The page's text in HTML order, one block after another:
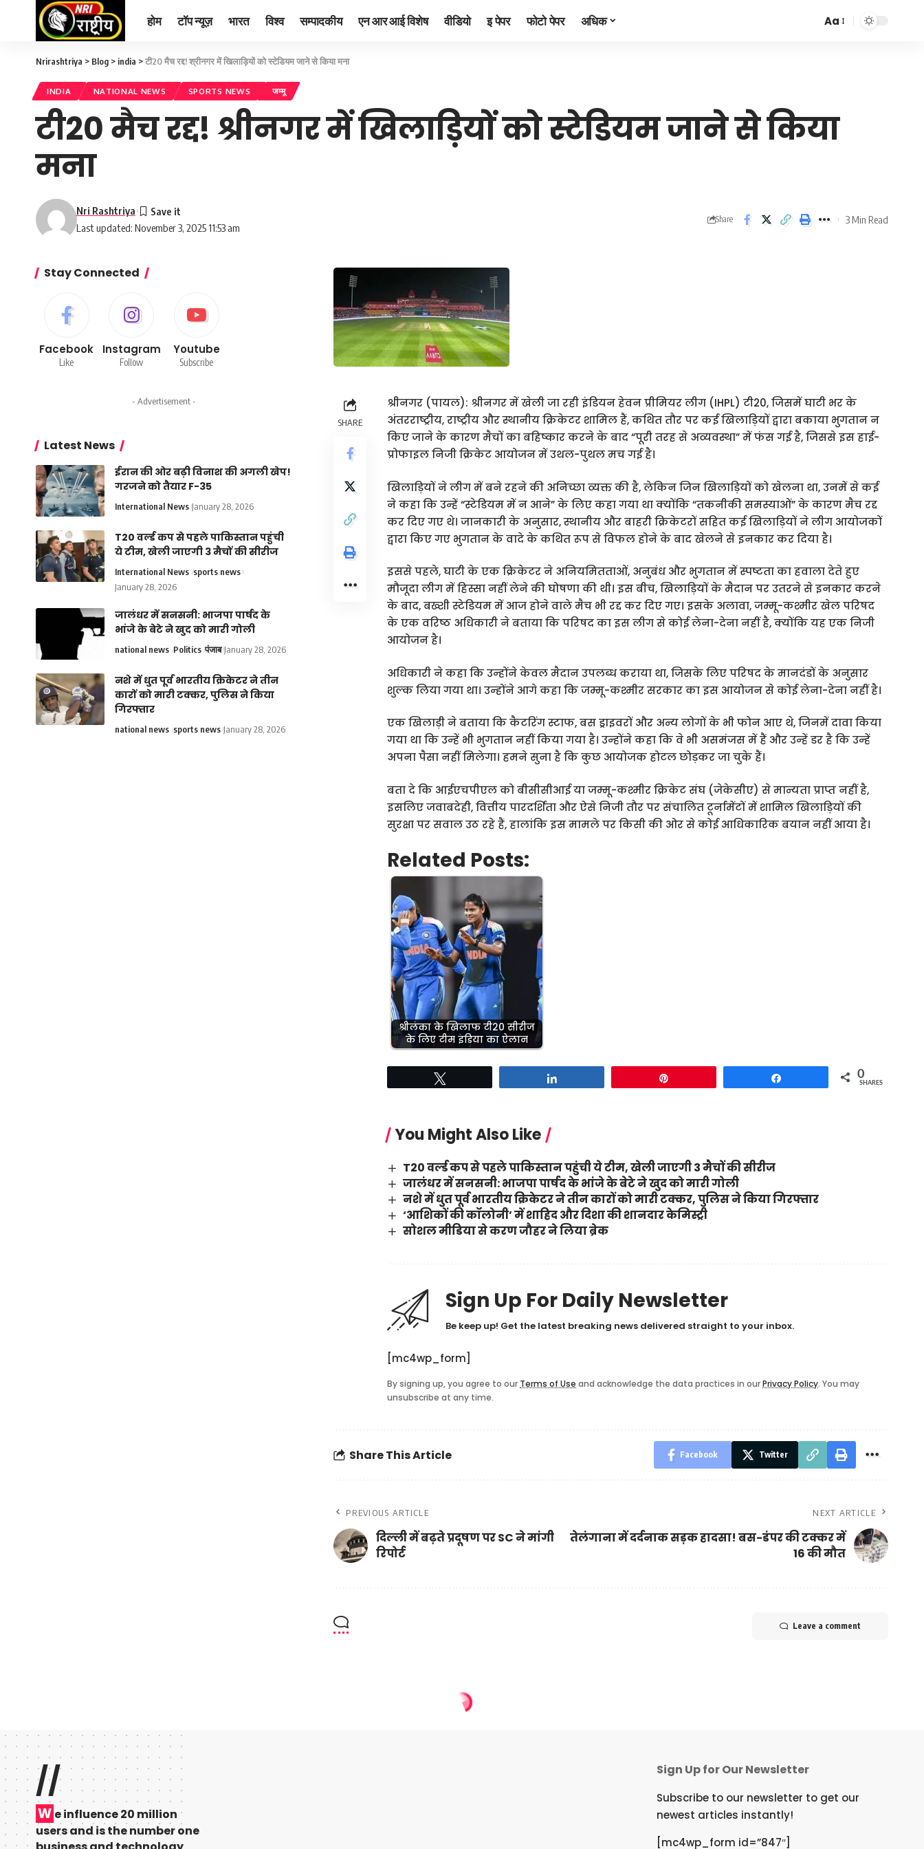
होम टॉप न्यूज़ भारत विश्व सम्पादकीय एन आर आई विशेष वीडियो इ पेपर फोटो पेपर अधिक
Font
Aa
Nrirashtriya > Blog > india >टी20 मैच रद्द! श्रीनगर में खिलाड़ियों को स्टेडियम जाने से किया मना
INDIA NATIONAL NEWS SPORTS NEWS जम्मू
टी20 मैच रद्द! श्रीनगर में खिलाड़ियों को स्टेडियम जाने से किया
मना
Last updated: November 3, 2025 11:53 am
Nri Rashtriya
Share 3 Min Read
SHARE
श्रीनगर (पायल): श्रीनगर में खेली जा रही इंडियन हेवन प्रीमियर लीग (IHPL) टी20, जिसमें घाटी भर के
अंतरराष्ट्रीय, राष्ट्रीय और स्थानीय क्रिकेटर शामिल हैं, कथित तौर पर कई खिलाड़ियों द्वारा बकाया भुगतान न
किए जाने के कारण मैचों का बहिष्कार करने के बाद “पूरी तरह से अव्यवस्था” में फंस गई है, जिससे इस हाई-
प्रोफाइल निजी क्रिकेट आयोजन में उथल-पुथल मच गई है।
खिलाड़ियों ने लीग में बने रहने की अनिच्छा व्यक्त की है, लेकिन जिन खिलाड़ियों को खेलना था, उनमें से कई
ने कहा कि उन्हें “स्टेडियम में न आने” के लिए कहा गया था क्योंकि “तकनीकी समस्याओं” के कारण मैच रद्द
कर दिए गए थे। जानकारी के अनुसार, स्थानीय और बाहरी क्रिकेटरों सहित कई खिलाड़ियों ने लीग आयोजकों
द्वारा किए गए भुगतान के वादे के कथित रूप से विफल होने के बाद खेलने से इनकार कर दिया है।
इससे पहले, घाटी के एक क्रिकेटर ने अनियमितताओं, अनुबंध और भुगतान में स्पष्टता का हवाला देते हुए
मौजूदा लीग में हिस्सा नहीं लेने की घोषणा की थी। इस बीच, खिलाड़ियों के मैदान पर उतरने से इनकार करने
के बाद, बख्शी स्टेडियम में आज होने वाले मैच भी रद्द कर दिए गए। इसके अलावा, जम्मू-कश्मीर खेल परिषद
के एक वरिष्ठ अधिकारी ने बताया कि परिषद का इस लीग से कोई लेना-देना नहीं है, क्योंकि यह एक निजी
आयोजन है।
अधिकारी ने कहा कि उन्होंने केवल मैदान उपलब्ध कराया था, जिसके लिए परिषद के मानदंडों के अनुसार
शुल्क लिया गया था। उन्होंने आगे कहा कि जम्मू-कश्मीर सरकार का इस आयोजन से कोई लेना-देना नहीं है।
एक खिलाड़ी ने बताया कि कैटरिंग स्टाफ, बस ड्राइवरों और अन्य लोगों के भी फोन आए थे, जिनमें दावा किया
गया था कि उन्हें भी भुगतान नहीं किया गया है। उन्होंने कहा कि वे भी असमंजस में हैं और उन्हें डर है कि उन्हें
अपना पैसा नहीं मिलेगा। हमने सुना है कि कुछ आयोजक होटल छोड़कर जा चुके हैं।
बता दे कि आईएचपीएल को बीसीसीआई या जम्मू-कश्मीर क्रिकेट संघ (जेकेसीए) से मान्यता प्राप्त नहीं है,
इसलिए जवाबदेही, वित्तीय पारदर्शिता और ऐसे निजी तौर पर संचालित टूर्नामेंटों में शामिल खिलाड़ियों की
सुरक्षा पर सवाल उठ रहे हैं, हालांकि इस मामले पर किसी की ओर से कोई आधिकारिक बयान नहीं आया है।
Related Posts:
श्रीलंका के ख‍िलाफ टी20 सीरीज
के लिए टीम इंड‍िया का ऐलान
0
SHARES
You Might Also Like
T20 वर्ल्ड कप से पहले पाकिस्तान पहुंची ये टीम, खेली जाएगी 3 मैचों की सीरीज
जालंधर में सनसनी: भाजपा पार्षद के भांजे के बेटे ने खुद को मारी गोली
नशे में धुत पूर्व भारतीय क्रिकेटर ने तीन कारों को मारी टक्कर, पुलिस ने किया गिरफ्तार
‘आशिकों की कॉलोनी’ में शाहिद और दिशा की शानदार केमिस्ट्री
सोशल मीडिया से करण जौहर ने लिया ब्रेक
Sign Up For Daily Newsletter
Be keep up! Get the latest breaking news delivered straight to your inbox.
[mc4wp_form]
By signing up, you agree to our Terms of Use and acknowledge the data practices in ourPrivacy Policy. You may
unsubscribe at any time.
Share This Article Facebook Twitter
PREVIOUS ARTICLE
दिल्ली में बढ़ते प्रदूषण पर SC ने मांगी
रिपोर्ट
NEXT ARTICLE
तेलंगाना में दर्दनाक सड़क हादसा! बस-डंपर की टक्कर में
16 की मौत
Leave a comment
Stay Connected
Facebook
Like
Instagram
Follow
Youtube
Subscribe
- Advertisement -
Latest News
ईरान की ओर बढ़ी विनाश की अगली खेप!
गरजने को तैयार F-35
International News January 28, 2026
T20 वर्ल्ड कप से पहले पाकिस्तान पहुंची
ये टीम, खेली जाएगी 3 मैचों की सीरीज
International News sports news
January 28, 2026
जालंधर में सनसनी: भाजपा पार्षद के
भांजे के बेटे ने खुद को मारी गोली
national news Politics पंजाब January 28, 2026
नशे में धुत पूर्व भारतीय क्रिकेटर ने तीन
कारों को मारी टक्कर, पुलिस ने किया
गिरफ्तार
national news sports news January 28, 2026
//
W e influence 20 million
users and is the number one
Sign Up for Our Newsletter
Subscribe to our newsletter to get our
newest articles instantly!
[mc4wp_form id=”847″]